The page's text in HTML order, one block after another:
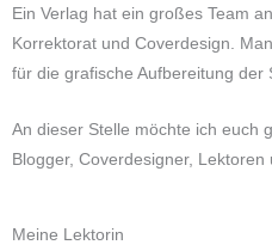
Ein Verlag hat ein großes Team
Korrektorat und Coverdesign.
für die grafische Aufbereitung der
An dieser Stelle möchte ich euch
Blogger, Coverdesigner,
Meine Lektorin